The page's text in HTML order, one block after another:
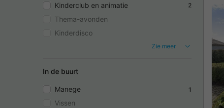
Kinderclub en animatie 2
Thema-avonden
Kinderdisco
Zie meer
In de buurt
Manege 1
Vissen